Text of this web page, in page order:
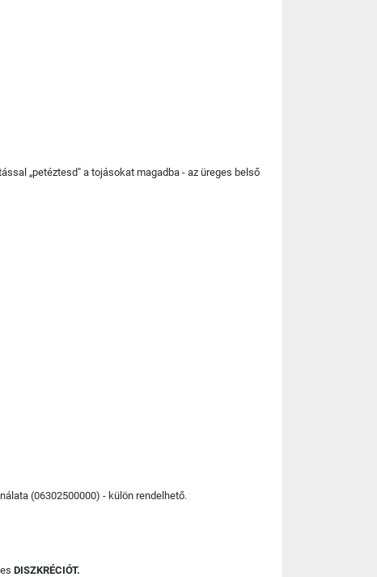
„petéztesd" a tojásokat magadba - az üreges belső
(06302500000) - külön rendelhető.
DISZKRÉCIÓT.